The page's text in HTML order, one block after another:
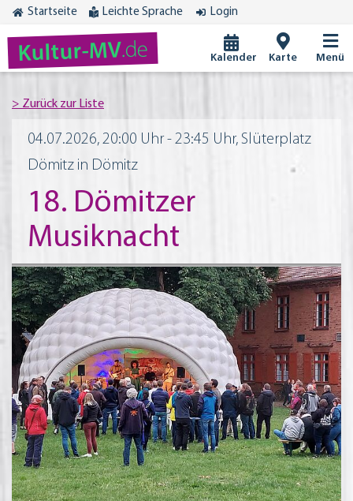
Startseite Leichte Sprache Login
Kultur-MV.de Kalender Karte Menü
04.07.2026, 20:00 Uhr - 23:45 Uhr, Slüterplatz
Dömitz in Dömitz
18. Dömitzer
Musiknacht